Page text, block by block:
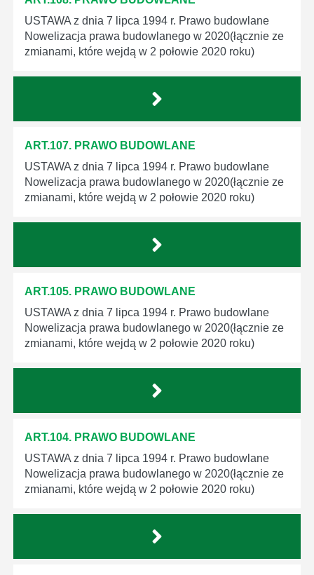
USTAWA z dnia 7 lipca 1994 r. Prawo budowlane
Nowelizacja prawa budowlanego w 2020(łącznie ze
zmianami, które wejdą w 2 połowie 2020 roku)
ART.107. PRAWO BUDOWLANE
USTAWA z dnia 7 lipca 1994 r. Prawo budowlane
Nowelizacja prawa budowlanego w 2020(łącznie ze
zmianami, które wejdą w 2 połowie 2020 roku)
ART.105. PRAWO BUDOWLANE
USTAWA z dnia 7 lipca 1994 r. Prawo budowlane
Nowelizacja prawa budowlanego w 2020(łącznie ze
zmianami, które wejdą w 2 połowie 2020 roku)
ART.104. PRAWO BUDOWLANE
USTAWA z dnia 7 lipca 1994 r. Prawo budowlane
Nowelizacja prawa budowlanego w 2020(łącznie ze
zmianami, które wejdą w 2 połowie 2020 roku)